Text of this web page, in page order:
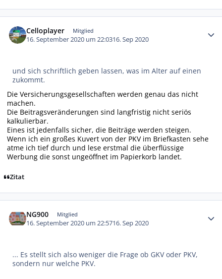
Celloplayer Mitglied
16. September 2020 um 22:0316. Sep 2020
und sich schriftlich geben lassen, was im Alter auf einen
zukommt.
Die Versicherungsgesellschaften werden genau das nicht
machen.
Die Beitragsveränderungen sind langfristig nicht seriös
kalkulierbar.
Eines ist jedenfalls sicher, die Beiträge werden steigen.
Wenn ich ein großes Kuvert von der PKV im Briefkasten sehe
atme ich tief durch und lese erstmal die überflüssige
Werbung die sonst ungeöffnet im Papierkorb landet.
Zitat
NG900 Mitglied
16. September 2020 um 22:5716. Sep 2020
... Es stellt sich also weniger die Frage ob GKV oder PKV,
sondern nur welche PKV.